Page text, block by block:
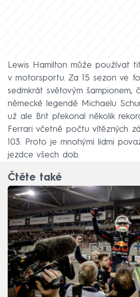
Lewis Hamilton může používat
v motorsportu. Za 15 sezon ve
sedmkrát světovým šampionem,
německé legendě Michaelu
už ale Brit překonal několik
Ferrari včetně počtu vítězných
103. Proto je mnohými lidmi
jezdce všech dob.
Čtěte také